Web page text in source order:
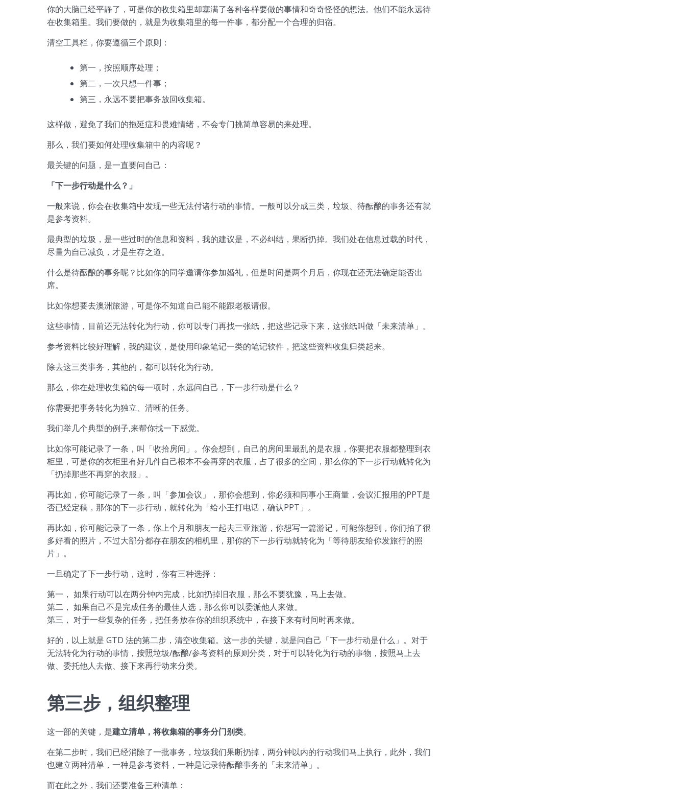
你的大脑已经平静了，可是你的收集箱里却塞满了各种各样要做的事情和奇奇怪怪的想法。他们不能永远待
在收集箱里。我们要做的，就是为收集箱里的每一件事，都分配一个合理的归宿。
清空工具栏，你要遵循三个原则：
第一，按照顺序处理；
第二，一次只想一件事；
第三，永远不要把事务放回收集箱。
这样做，避免了我们的拖延症和畏难情绪，不会专门挑简单容易的来处理。
那么，我们要如何处理收集箱中的内容呢？
最关键的问题，是一直要问自己：
「下一步行动是什么？」
一般来说，你会在收集箱中发现一些无法付诸行动的事情。一般可以分成三类，垃圾、待酝酿的事务还有就
是参考资料。
最典型的垃圾，是一些过时的信息和资料，我的建议是，不必纠结，果断扔掉。我们处在信息过载的时代，
尽量为自己减负，才是生存之道。
什么是待酝酿的事务呢？比如你的同学邀请你参加婚礼，但是时间是两个月后，你现在还无法确定能否出
席。
比如你想要去澳洲旅游，可是你不知道自己能不能跟老板请假。
这些事情，目前还无法转化为行动，你可以专门再找一张纸，把这些记录下来，这张纸叫做「未来清单」。
参考资料比较好理解，我的建议，是使用印象笔记一类的笔记软件，把这些资料收集归类起来。
除去这三类事务，其他的，都可以转化为行动。
那么，你在处理收集箱的每一项时，永远问自己，下一步行动是什么？
你需要把事务转化为独立、清晰的任务。
我们举几个典型的例子,来帮你找一下感觉。
比如你可能记录了一条，叫「收拾房间」。你会想到，自己的房间里最乱的是衣服，你要把衣服都整理到衣
柜里，可是你的衣柜里有好几件自己根本不会再穿的衣服，占了很多的空间，那么你的下一步行动就转化为
「扔掉那些不再穿的衣服」。
再比如，你可能记录了一条，叫「参加会议」，那你会想到，你必须和同事小王商量，会议汇报用的PPT是
否已经定稿，那你的下一步行动，就转化为「给小王打电话，确认PPT」。
再比如，你可能记录了一条，你上个月和朋友一起去三亚旅游，你想写一篇游记，可能你想到，你们拍了很
多好看的照片，不过大部分都存在朋友的相机里，那你的下一步行动就转化为「等待朋友给你发旅行的照
片」。
一旦确定了下一步行动，这时，你有三种选择：
第一， 如果行动可以在两分钟内完成，比如扔掉旧衣服，那么不要犹豫，马上去做。
第二， 如果自己不是完成任务的最佳人选，那么你可以委派他人来做。
第三， 对于一些复杂的任务，把任务放在你的组织系统中，在接下来有时间时再来做。
好的，以上就是 GTD 法的第二步，清空收集箱。这一步的关键，就是问自己「下一步行动是什么」。对于
无法转化为行动的事情，按照垃圾/酝酿/参考资料的原则分类，对于可以转化为行动的事物，按照马上去
做、委托他人去做、接下来再行动来分类。
第三步，组织整理
这一部的关键，是建立清单，将收集箱的事务分门别类。
在第二步时，我们已经消除了一批事务，垃圾我们果断扔掉，两分钟以内的行动我们马上执行，此外，我们
也建立两种清单，一种是参考资料，一种是记录待酝酿事务的「未来清单」。
而在此之外，我们还要准备三种清单：